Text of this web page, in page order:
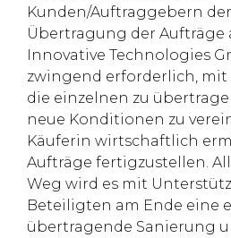
Kunden/Auftraggebern
Übertragung der Aufträge
Innovative Technologies
zwingend erforderlich, mit
die einzelnen zu
neue Konditionen zu
Käuferin wirtschaftlich
Aufträge fertigzustellen.
Weg wird es mit
Beteiligten am Ende eine
übertragende Sanierung